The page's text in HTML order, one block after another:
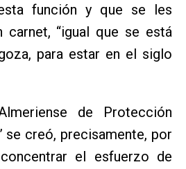
función y que se les
carnet, “igual que se está
para estar en el siglo
de Protección
se creó, precisamente, por
el esfuerzo de